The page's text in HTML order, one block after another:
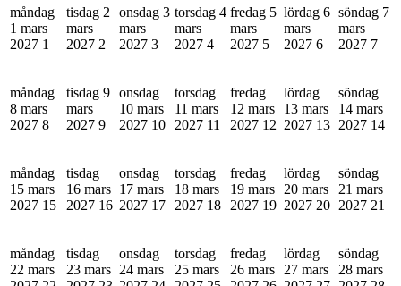
måndag
1 mars
2027 1
tisdag 2
mars
2027 2
onsdag 3
mars
2027 3
torsdag 4
mars
2027 4
fredag 5
mars
2027 5
lördag 6
mars
2027 6
söndag 7
mars
2027 7
måndag
8 mars
2027 8
tisdag 9
mars
2027 9
onsdag
10 mars
2027 10
torsdag
11 mars
2027 11
fredag
12 mars
2027 12
lördag
13 mars
2027 13
söndag
14 mars
2027 14
måndag
15 mars
2027 15
tisdag
16 mars
2027 16
onsdag
17 mars
2027 17
torsdag
18 mars
2027 18
fredag
19 mars
2027 19
lördag
20 mars
2027 20
söndag
21 mars
2027 21
måndag
22 mars
tisdag
23 mars
onsdag
24 mars
torsdag
25 mars
fredag
26 mars
lördag
27 mars
söndag
28 mars